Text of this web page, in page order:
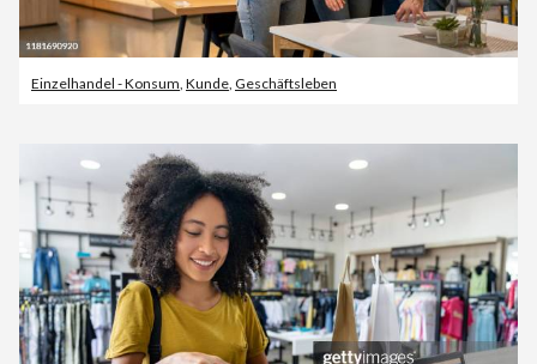
Einzelhandel - Konsum, Kunde, Geschäftsleben